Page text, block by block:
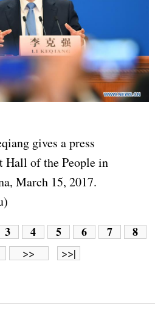
gives a press
Hall of the People in
March 15, 2017.
3 4 5 6 7
8
>> >>|